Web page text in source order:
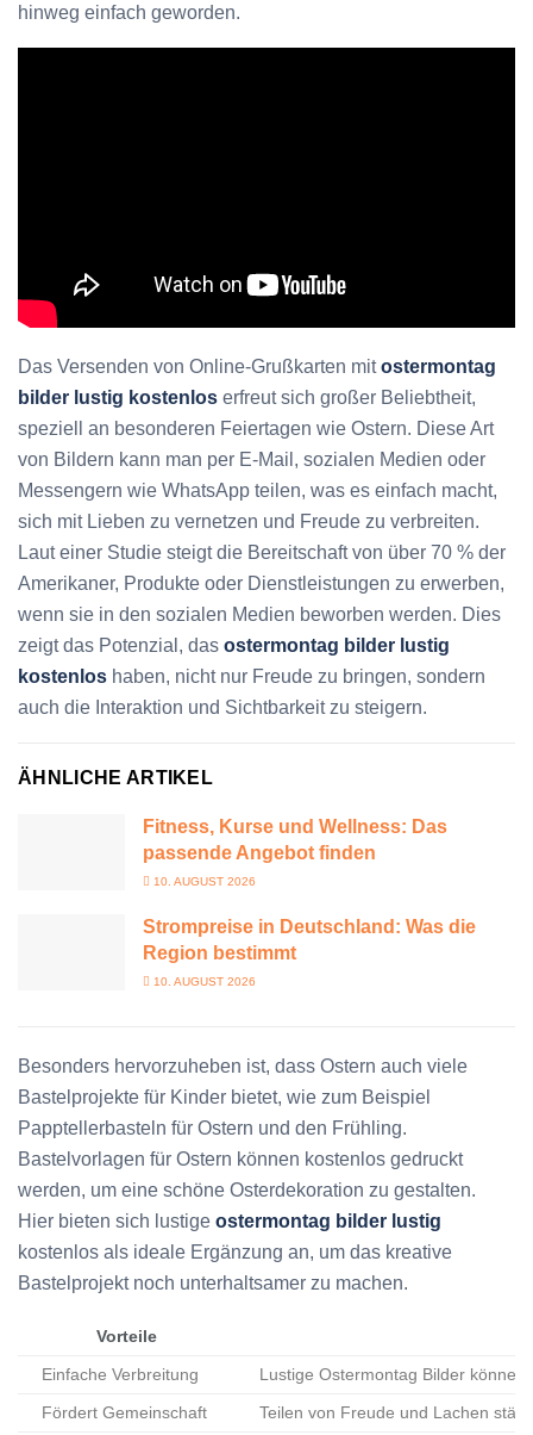
hinweg einfach geworden.
Das Versenden von Online-Grußkarten mitostermontag
bilder lustig kostenlos erfreut sich großer Beliebtheit,
speziell an besonderen Feiertagen wie Ostern. Diese Art
von Bildern kann man per E-Mail, sozialen Medien oder
Messengern wie WhatsApp teilen, was es einfach macht,
sich mit Lieben zu vernetzen und Freude zu verbreiten.
Laut einer Studie steigt die Bereitschaft von über 70 % der
Amerikaner, Produkte oder Dienstleistungen zu erwerben,
wenn sie in den sozialen Medien beworben werden. Dies
zeigt das Potenzial, das ostermontag bilder lustig
kostenlos haben, nicht nur Freude zu bringen, sondern
auch die Interaktion und Sichtbarkeit zu steigern.
ÄHNLICHE ARTIKEL
Fitness, Kurse und Wellness: Das
passende Angebot finden
10. AUGUST 2026
Strompreise in Deutschland: Was die
Region bestimmt
10. AUGUST 2026
Besonders hervorzuheben ist, dass Ostern auch viele
Bastelprojekte für Kinder bietet, wie zum Beispiel
Papptellerbasteln für Ostern und den Frühling.
Bastelvorlagen für Ostern können kostenlos gedruckt
werden, um eine schöne Osterdekoration zu gestalten.
Hier bieten sich lustige ostermontag bilder lustig
kostenlos als ideale Ergänzung an, um das kreative
Bastelprojekt noch unterhaltsamer zu machen.
Vorteile
Einfache Verbreitung Lustige Ostermontag Bilder
Fördert Gemeinschaft Teilen von Freude und Lachen